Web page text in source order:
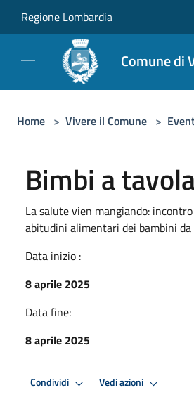
Regione Lombardia
Comune di
Home > Vivere il Comune >
Bimbi a
La salute vien mangiando:
abitudini alimentari dei bambini
Data inizio :
8 aprile 2025
Data fine:
8 aprile 2025
Condividi Vedi azioni